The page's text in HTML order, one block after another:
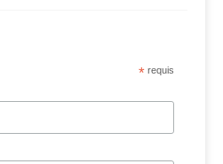
* requis